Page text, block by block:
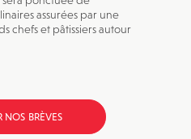
assurées par une
chefs et pâtissiers autour
NOS BRÈVES